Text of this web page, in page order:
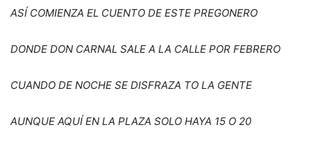
ASÍ COMIENZA EL CUENTO DE ESTE PREGONERO
DONDE DON CARNAL SALE A LA CALLE POR FEBRERO
CUANDO DE NOCHE SE DISFRAZA TO LA GENTE
AUNQUE AQUÍ EN LA PLAZA SOLO HAYA 15 O 20